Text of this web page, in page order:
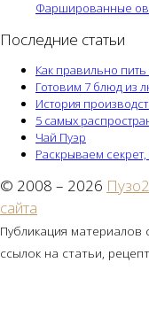
Фаршированные
Последние статьи
Как правильно пить
Готовим 7 блюд из
История
5 самых
Чай Пуэр
Раскрываем секрет,
© 2008 – 2026
сайта
Публикация материалов
ссылок на статьи,